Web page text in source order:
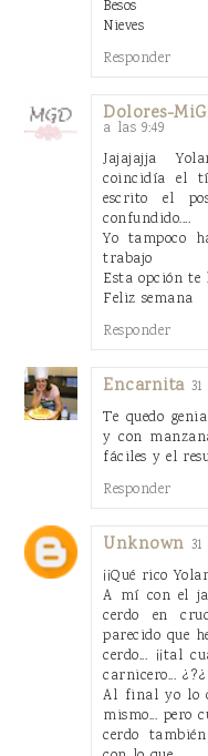
Besos
Nieves
Responder
Dolores-
a las 9:49
Jajajajja
coincidía el
escrito el
confundido....
Yo tampoco
trabajo
Esta opción te
Feliz semana
Responder
Encarnita
Te quedo
y con
fáciles y el
Responder
Unknown
¡¡Qué rico
A mí con el
cerdo en
parecido que
cerdo... ¡¡tal
carnicero...
Al final yo lo
mismo... pero
cerdo